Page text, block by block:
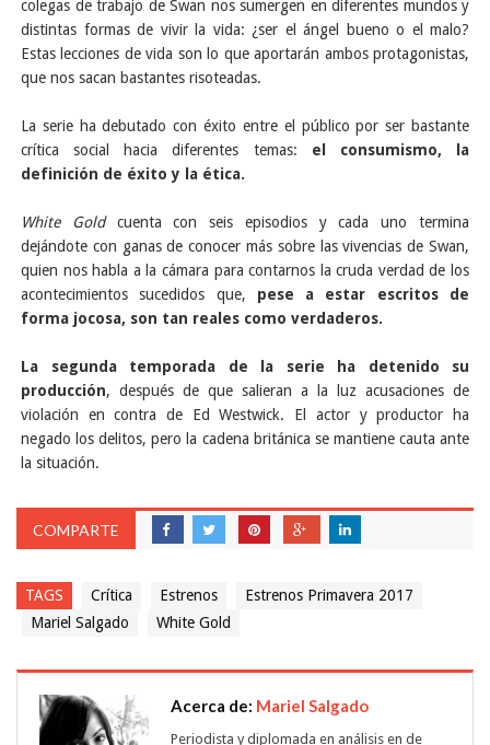
colegas de trabajo de Swan nos sumergen en diferentes mundos y
distintas formas de vivir la vida: ¿ser el ángel bueno o el malo?
Estas lecciones de vida son lo que aportarán ambos protagonistas,
que nos sacan bastantes risoteadas.
La serie ha debutado con éxito entre el público por ser bastante
crítica social hacia diferentes temas: el consumismo, la
definición de éxito y la ética.
White Goldcuenta con seis episodios y cada uno termina
dejándote con ganas de conocer más sobre las vivencias de Swan,
quien nos habla a la cámara para contarnos la cruda verdad de los
acontecimientos sucedidos que, pese a estar escritos de
forma jocosa, son tan reales como verdaderos.
La segunda temporada de la serie ha detenido su
producción, después de que salieran a la luz acusaciones de
violación en contra de Ed Westwick. El actor y productor ha
negado los delitos, pero la cadena británica se mantiene cauta ante
la situación.
COMPARTE
TAGS Crítica Estrenos
Estrenos Primavera 2017
Mariel Salgado
White Gold
Acerca de: Mariel Salgado
Periodista y diplomada en análisis en de